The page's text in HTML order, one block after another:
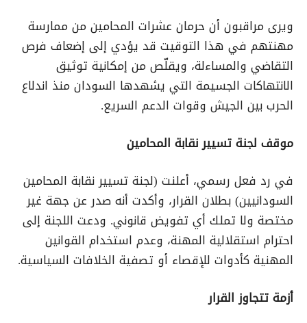
ويرى مراقبون أن حرمان عشرات المحامين من ممارسة
مهنتهم في هذا التوقيت قد يؤدي إلى إضعاف فرص
التقاضي والمساءلة، ويقلّص من إمكانية توثيق
الانتهاكات الجسيمة التي يشهدها السودان منذ اندلاع
الحرب بين الجيش وقوات الدعم السريع.
موقف لجنة تسيير نقابة المحامين
في رد فعل رسمي، أعلنت (لجنة تسيير نقابة المحامين
السودانيين) بطلان القرار، وأكدت أنه صدر عن جهة غير
مختصة ولا تملك أي تفويض قانوني. ودعت اللجنة إلى
احترام استقلالية المهنة، وعدم استخدام القوانين
المهنية كأدوات للإقصاء أو تصفية الخلافات السياسية.
أزمة تتجاوز القرار